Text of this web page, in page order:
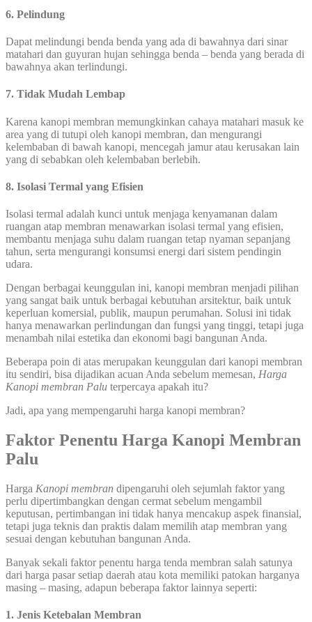
6. Pelindung
Dapat melindungi benda benda yang ada di bawahnya dari sinar
matahari dan guyuran hujan sehingga benda – benda yang berada di
bawahnya akan terlindungi.
7. Tidak Mudah Lembap
Karena kanopi membran memungkinkan cahaya matahari masuk ke
area yang di tutupi oleh kanopi membran, dan mengurangi
kelembaban di bawah kanopi, mencegah jamur atau kerusakan lain
yang di sebabkan oleh kelembaban berlebih.
8. Isolasi Termal yang Efisien
Isolasi termal adalah kunci untuk menjaga kenyamanan dalam
ruangan atap membran menawarkan isolasi termal yang efisien,
membantu menjaga suhu dalam ruangan tetap nyaman sepanjang
tahun, serta mengurangi konsumsi energi dari sistem pendingin
udara.
Dengan berbagai keunggulan ini, kanopi membran menjadi pilihan
yang sangat baik untuk berbagai kebutuhan arsitektur, baik untuk
keperluan komersial, publik, maupun perumahan. Solusi ini tidak
hanya menawarkan perlindungan dan fungsi yang tinggi, tetapi juga
menambah nilai estetika dan ekonomi bagi bangunan Anda.
Beberapa poin di atas merupakan keunggulan dari kanopi membran
itu sendiri, bisa dijadikan acuan Anda sebelum memesan, Harga
Kanopi membran Palu terpercaya apakah itu?
Jadi, apa yang mempengaruhi harga kanopi membran?
Faktor Penentu Harga Kanopi Membran
Palu
Harga Kanopi membran dipengaruhi oleh sejumlah faktor yang
perlu dipertimbangkan dengan cermat sebelum mengambil
keputusan, pertimbangan ini tidak hanya mencakup aspek finansial,
tetapi juga teknis dan praktis dalam memilih atap membran yang
sesuai dengan kebutuhan bangunan Anda.
Banyak sekali faktor penentu harga tenda membran salah satunya
dari harga pasar setiap daerah atau kota memiliki patokan harganya
masing – masing, adapun beberapa faktor lainnya seperti:
1. Jenis Ketebalan Membran